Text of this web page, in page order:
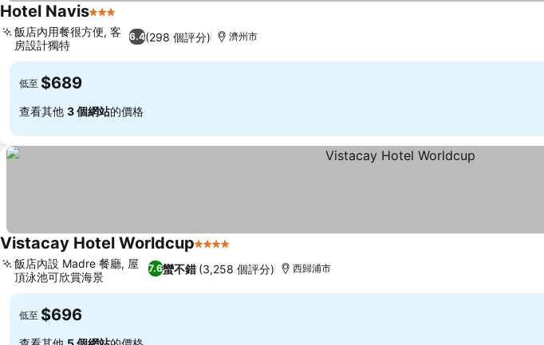
Hotel Navis3 星級
6.4(298 個評分)
飯店內用餐很方便, 客
房設計獨特
濟州市
低至 $689
查看其他 3 個網站的價格
Vistacay Hotel Worldcup4 星級
7.6蠻不錯 (3,258 個評分)
飯店內設 Madre 餐廳, 屋
頂泳池可欣賞海景
西歸浦市
低至 $696